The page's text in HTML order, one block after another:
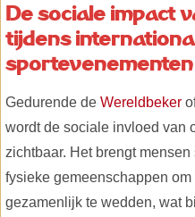
De sociale impact
tijdens
sportevenementen
Gedurende de Wereldbeker
wordt de sociale invloed van
zichtbaar. Het brengt
fysieke gemeenschappen
gezamenlijk te wedden, wat